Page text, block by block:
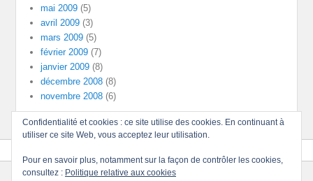
mai 2009 (5)
avril 2009 (3)
mars 2009 (5)
février 2009 (7)
janvier 2009 (8)
décembre 2008 (8)
novembre 2008 (6)
Confidentialité et cookies : ce site utilise des cookies. En continuant à
utiliser ce site Web, vous acceptez leur utilisation.
Pour en savoir plus, notamment sur la façon de contrôler les cookies,
consultez : Politique relative aux cookies